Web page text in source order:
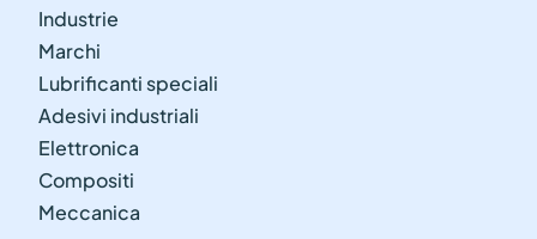
Industrie
Marchi
Lubrificanti speciali
Adesivi industriali
Elettronica
Compositi
Meccanica